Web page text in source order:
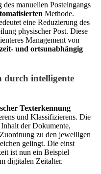
manuellen Posteingangs
Methode.
eine Reduzierung des
physischer Post. Diese
Management von
zeit- und ortsunabhängig
durch intelligente
Texterkennung
und Klassifizierens. Die
der Dokumente,
zu den jeweiligen
gelingt. Die einst
ist nun ein Beispiel
digitalen Zeitalter.